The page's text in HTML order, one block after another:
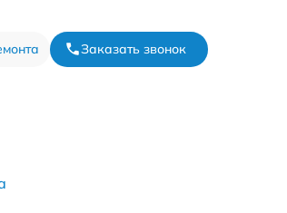
Заказать звонок